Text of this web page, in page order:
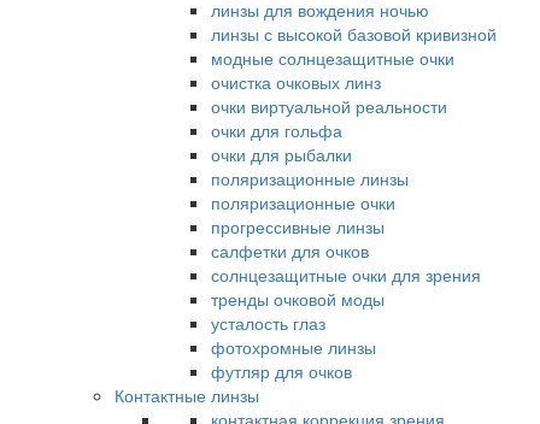
линзы для вождения ночью
линзы с высокой базовой кривизной
модные солнцезащитные очки
очистка очковых линз
очки виртуальной реальности
очки для гольфа
очки для рыбалки
поляризационные линзы
поляризационные очки
прогрессивные линзы
салфетки для очков
солнцезащитные очки для зрения
тренды очковой моды
усталость глаз
фотохромные линзы
футляр для очков
Контактные линзы